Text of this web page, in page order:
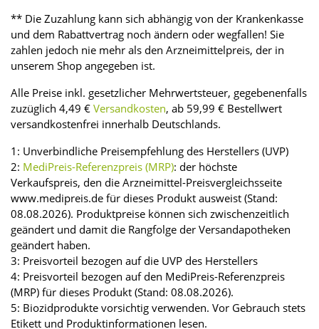
** Die Zuzahlung kann sich abhängig von der Krankenkasse
und dem Rabattvertrag noch ändern oder wegfallen! Sie
zahlen jedoch nie mehr als den Arzneimittelpreis, der in
unserem Shop angegeben ist.
Alle Preise inkl. gesetzlicher Mehrwertsteuer, gegebenenfalls
zuzüglich 4,49 € Versandkosten, ab 59,99 € Bestellwert
versandkostenfrei innerhalb Deutschlands.
1: Unverbindliche Preisempfehlung des Herstellers (UVP)
2: MediPreis-Referenzpreis (MRP): der höchste
Verkaufspreis, den die Arzneimittel-Preisvergleichsseite
www.medipreis.de für dieses Produkt ausweist (Stand:
08.08.2026). Produktpreise können sich zwischenzeitlich
geändert und damit die Rangfolge der Versandapotheken
geändert haben.
3: Preisvorteil bezogen auf die UVP des Herstellers
4: Preisvorteil bezogen auf den MediPreis-Referenzpreis
(MRP) für dieses Produkt (Stand: 08.08.2026).
5: Biozidprodukte vorsichtig verwenden. Vor Gebrauch stets
Etikett und Produktinformationen lesen.